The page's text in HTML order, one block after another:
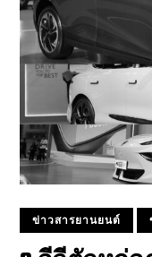
ข่าวสารยานยนต์